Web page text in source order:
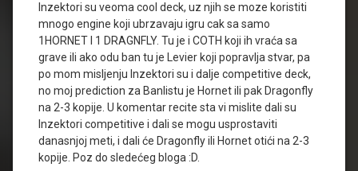
Inzektori su veoma cool deck, uz njih se moze koristiti
mnogo engine koji ubrzavaju igru cak sa samo
1HORNET I 1 DRAGNFLY. Tu je i COTH koji ih vraća sa
grave ili ako odu ban tu je Levier koji popravlja stvar, pa
po mom misljenju Inzektori su i dalje competitive deck,
no moj prediction za Banlistu je Hornet ili pak Dragonfly
na 2-3 kopije. U komentar recite sta vi mislite dali su
Inzektori competitive i dali se mogu usprostaviti
danasnjoj meti, i dali će Dragonfly ili Hornet otići na 2-3
kopije. Poz do sledećeg bloga :D.